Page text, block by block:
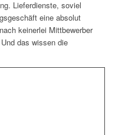
Lieferdienste, soviel
eine absolut
keinerlei Mittbewerber
das wissen die